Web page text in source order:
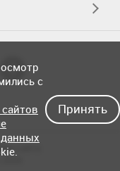
сайта
с
Принять